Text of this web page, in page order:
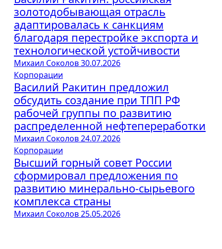
золотодобывающая отрасль
адаптировалась к санкциям
благодаря перестройке экспорта и
технологической устойчивости
Михаил Соколов30.07.2026
Корпорации
Василий Ракитин предложил
обсудить создание при ТПП РФ
рабочей группы по развитию
распределенной нефтепереработки
Михаил Соколов24.07.2026
Корпорации
Высший горный совет России
сформировал предложения по
развитию минерально-сырьевого
комплекса страны
Михаил Соколов25.05.2026